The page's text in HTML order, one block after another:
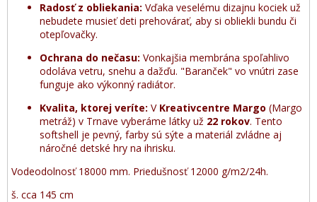
Radosť z obliekania: Vďaka veselému dizajnu kociek už
nebudete musieť deti prehovárať, aby si obliekli bundu či
otepľovačky.
Ochrana do nečasu: Vonkajšia membrána spoľahlivo
odoláva vetru, snehu a dažďu. "Baranček" vo vnútri zase
funguje ako výkonný radiátor.
Kvalita, ktorej veríte: V Kreativcentre Margo (Margo
metráž) v Trnave vyberáme látky už 22 rokov. Tento
softshell je pevný, farby sú sýte a materiál zvládne aj
náročné detské hry na ihrisku.
Vodeodolnosť 18000 mm. Priedušnosť 12000 g/m2/24h.
š. cca 145 cm